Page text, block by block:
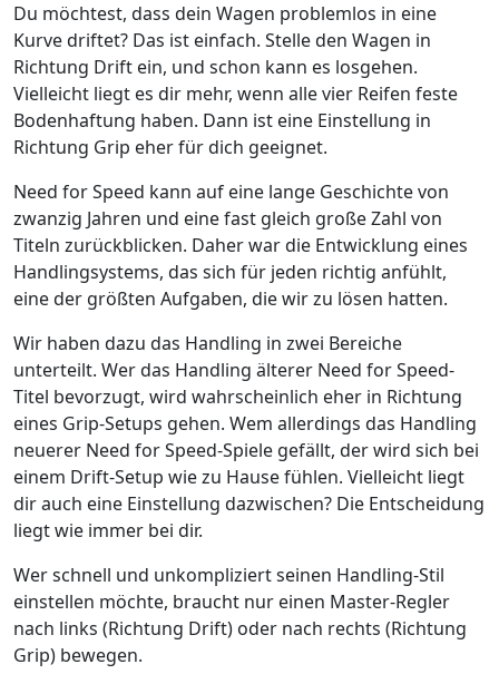
Du möchtest, dass dein Wagen problemlos in eine
Kurve driftet? Das ist einfach. Stelle den Wagen in
Richtung Drift ein, und schon kann es losgehen.
Vielleicht liegt es dir mehr, wenn alle vier Reifen feste
Bodenhaftung haben. Dann ist eine Einstellung in
Richtung Grip eher für dich geeignet.
Need for Speed kann auf eine lange Geschichte von
zwanzig Jahren und eine fast gleich große Zahl von
Titeln zurückblicken. Daher war die Entwicklung eines
Handlingsystems, das sich für jeden richtig anfühlt,
eine der größten Aufgaben, die wir zu lösen hatten.
Wir haben dazu das Handling in zwei Bereiche
unterteilt. Wer das Handling älterer Need for Speed-
Titel bevorzugt, wird wahrscheinlich eher in Richtung
eines Grip-Setups gehen. Wem allerdings das Handling
neuerer Need for Speed-Spiele gefällt, der wird sich bei
einem Drift-Setup wie zu Hause fühlen. Vielleicht liegt
dir auch eine Einstellung dazwischen? Die Entscheidung
liegt wie immer bei dir.
Wer schnell und unkompliziert seinen Handling-Stil
einstellen möchte, braucht nur einen Master-Regler
nach links (Richtung Drift) oder nach rechts (Richtung
Grip) bewegen.